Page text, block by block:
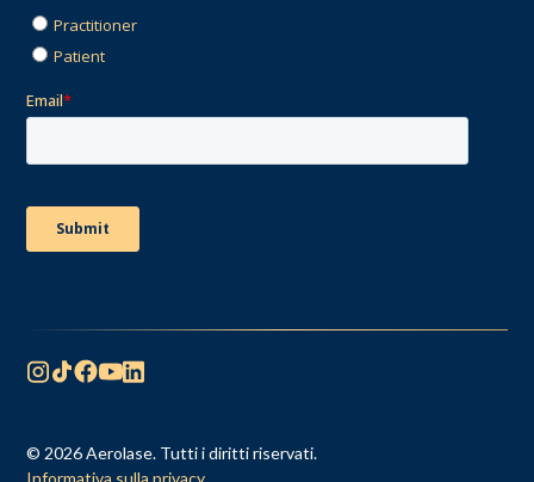
© 2026 Aerolase. Tutti i diritti riservati.
Informativa sulla privacy